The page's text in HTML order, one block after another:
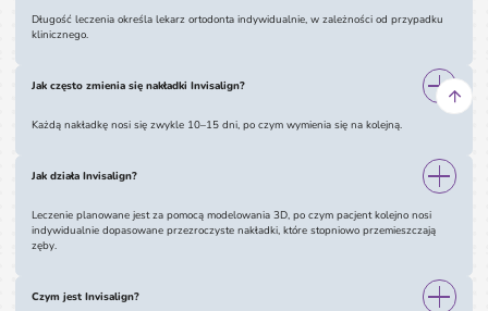
Długość leczenia określa lekarz ortodonta indywidualnie, w zależności od przypadku
klinicznego.
Jak często zmienia się nakładki Invisalign?
Każdą nakładkę nosi się zwykle 10–15 dni, po czym wymienia się na kolejną.
Jak działa Invisalign?
Leczenie planowane jest za pomocą modelowania 3D, po czym pacjent kolejno nosi
indywidualnie dopasowane przezroczyste nakładki, które stopniowo przemieszczają
zęby.
Czym jest Invisalign?